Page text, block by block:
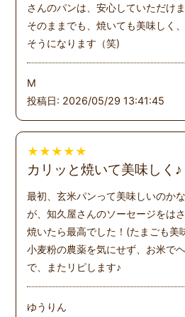
さんのパンは、安心していただけま
そのままでも、焼いても美味しく
そうになります（笑)
M
投稿日: 2026/05/29 13:41:45
★ ★ ★ ★ ★
カリッと焼いて美味しく♪
最初、玄米パンって美味しいのか
が、知久屋さんのソーセージをは
焼いたら最高でした！(たまごも美
小麦粉の農薬を気にせず、お米で
で、またリピします♪
ゆうりん